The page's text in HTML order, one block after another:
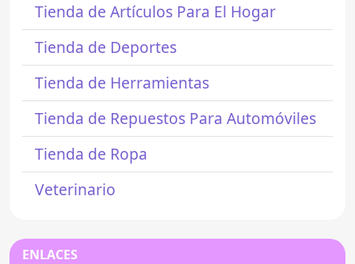
Tienda de Artículos Para El Hogar
Tienda de Deportes
Tienda de Herramientas
Tienda de Repuestos Para Automóviles
Tienda de Ropa
Veterinario
ENLACES